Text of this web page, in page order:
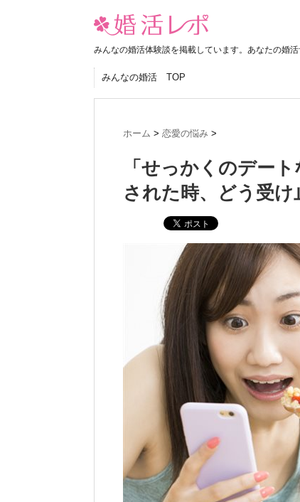
みんなの婚活体験談を掲載しています。あなたの婚活
みんなの婚活 TOP
ホーム > 恋愛の悩み >
「せっかくのデー
された時、どう受け